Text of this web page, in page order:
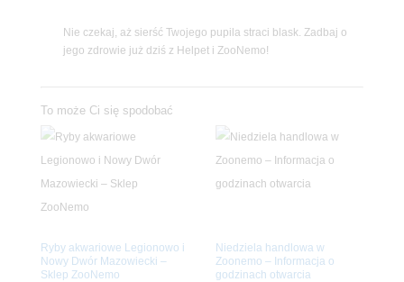
Nie czekaj, aż sierść Twojego pupila straci blask. Zadbaj o
jego zdrowie już dziś z Helpet i ZooNemo!
To może Ci się spodobać
Ryby akwariowe Legionowo i
Nowy Dwór Mazowiecki –
Sklep ZooNemo
Niedziela handlowa w
Zoonemo – Informacja o
godzinach otwarcia